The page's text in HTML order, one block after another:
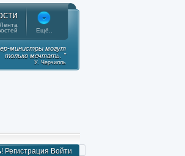
Лента
Ещё..
министры могут
только мечтать. "
У. Черчилль
! Регистрация Войти